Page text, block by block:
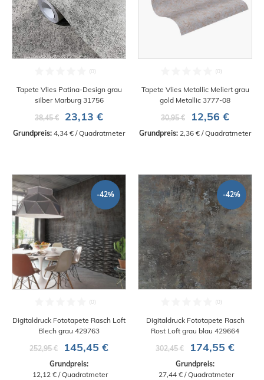
Tapete Vlies Patina-Design grau
silber Marburg 31756
38,45 €
23,13 €
Grundpreis: 4,34 € / Quadratmeter
Tapete Vlies Metallic Meliert grau
gold Metallic 3777-08
30,95 €
12,56 €
Grundpreis: 2,36 € / Quadratmeter
-42%
Digitaldruck Fototapete Rasch Loft
Blech grau 429763
252,95 €
145,45 €
Grundpreis:
12,12 € / Quadratmeter
-42%
Digitaldruck Fototapete Rasch
Rost Loft grau blau 429664
302,45 €
174,55 €
Grundpreis:
27,44 € / Quadratmeter